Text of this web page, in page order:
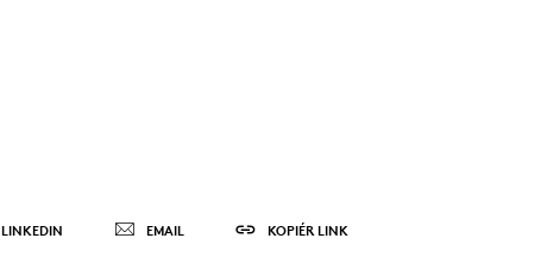
LINKEDIN EMAIL KOPIÉR LINK